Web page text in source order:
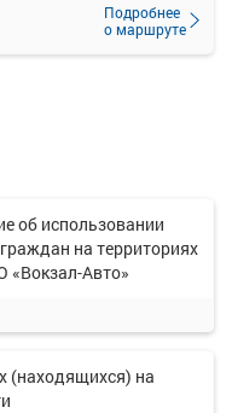
Подробнее
о маршруте
об использовании
на территориях
«Вокзал-Авто»
на